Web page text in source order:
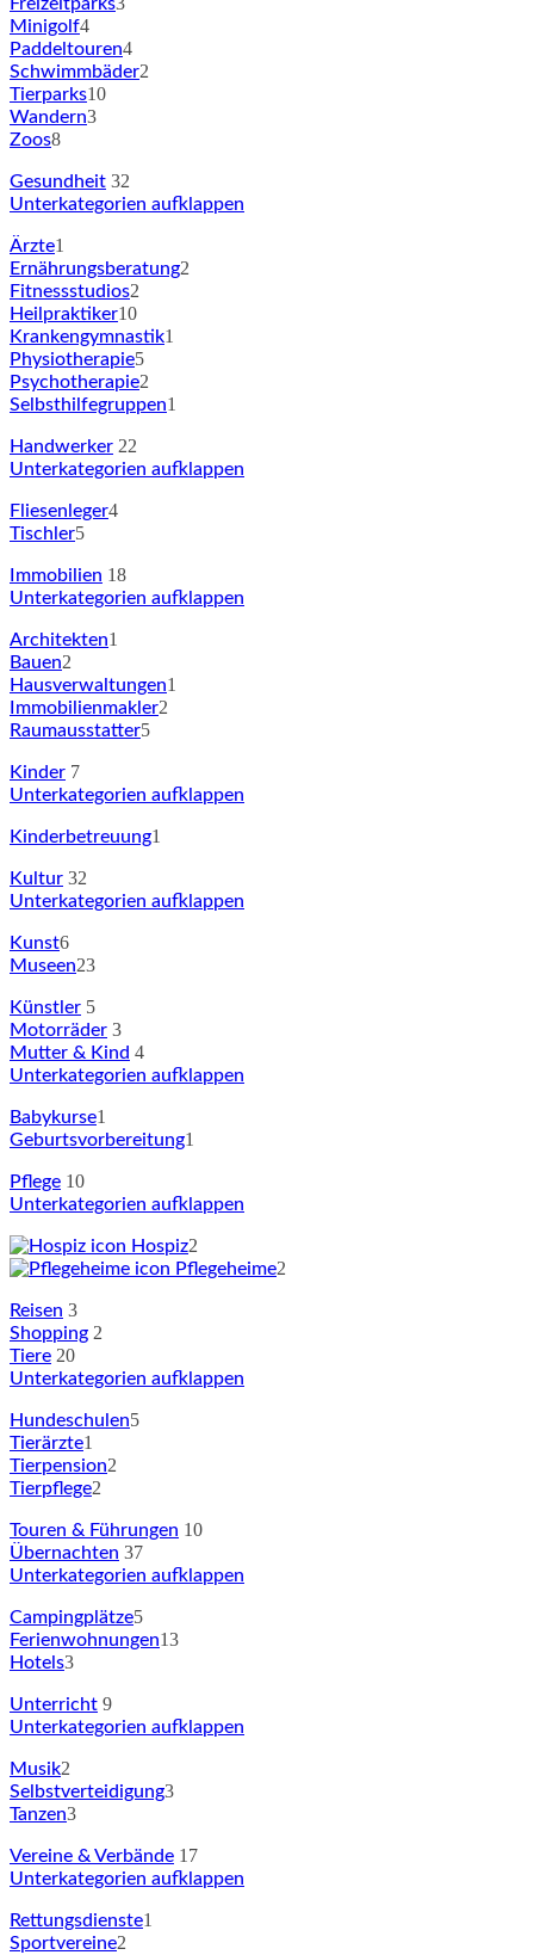
Minigolf4
Paddeltouren4
Schwimmbäder2
Tierparks10
Wandern3
Zoos8
Gesundheit 32
Unterkategorien aufklappen
Ärzte1
Ernährungsberatung2
Fitnessstudios2
Heilpraktiker10
Krankengymnastik1
Physiotherapie5
Psychotherapie2
Selbsthilfegruppen1
Handwerker 22
Unterkategorien aufklappen
Fliesenleger4
Tischler5
Immobilien 18
Unterkategorien aufklappen
Architekten1
Bauen2
Hausverwaltungen1
Immobilienmakler2
Raumausstatter5
Kinder 7
Unterkategorien aufklappen
Kinderbetreuung1
Kultur 32
Unterkategorien aufklappen
Kunst6
Museen23
Künstler 5
Motorräder 3
Mutter & Kind 4
Unterkategorien aufklappen
Babykurse1
Geburtsvorbereitung1
Pflege 10
Unterkategorien aufklappen
Hospiz2
Pflegeheime2
Reisen 3
Shopping 2
Tiere 20
Unterkategorien aufklappen
Hundeschulen5
Tierärzte1
Tierpension2
Tierpflege2
Touren & Führungen 10
Übernachten 37
Unterkategorien aufklappen
Campingplätze5
Ferienwohnungen13
Hotels3
Unterricht 9
Unterkategorien aufklappen
Musik2
Selbstverteidigung3
Tanzen3
Vereine & Verbände 17
Unterkategorien aufklappen
Rettungsdienste1
Sportvereine2